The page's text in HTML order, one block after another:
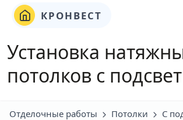
КРОНВЕСТ
Установка
потолков с
Отделочные работы Потолки С